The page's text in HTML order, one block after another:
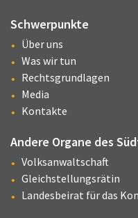
Schwerpunkte
Über uns
Was wir tun
Rechtsgrundlagen
Media
Kontakte
Andere Organe des
Volksanwaltschaft
Gleichstellungsrätin
Landesbeirat für das